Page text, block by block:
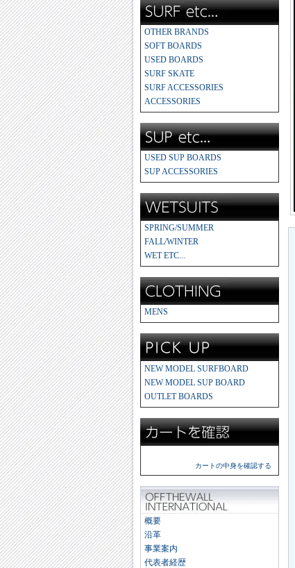
OTHER BRANDS
SOFT BOARDS
USED BOARDS
SURF SKATE
SURF ACCESSORIES
ACCESSORIES
USED SUP BOARDS
SUP ACCESSORIES
SPRING/SUMMER
FALL/WINTER
WET ETC...
MENS
NEW MODEL SURFBOARD
NEW MODEL SUP BOARD
OUTLET BOARDS
カートの中身を確認する
概要
沿革
事業案内
代表者経歴